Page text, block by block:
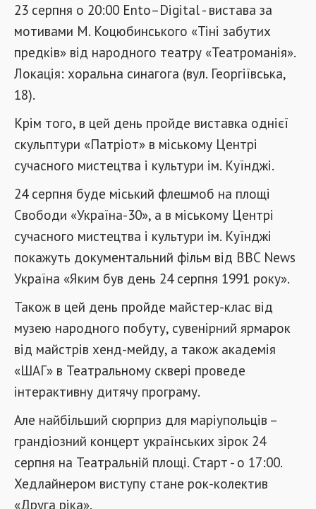
23 серпня о 20:00 Ento–Digital - вистава за
мотивами М. Коцюбинського «Тіні забутих
предків» від народного театру «Театроманія».
Локація: хоральна синагога (вул. Георгіївська,
18).
Крім того, в цей день пройде виставка однієї
скульптури «Патріот» в міському Центрі
сучасного мистецтва і культури ім. Куїнджі.
24 серпня буде міський флешмоб на площі
Свободи «Україна-30», а в міському Центрі
сучасного мистецтва і культури ім. Куїнджі
покажуть документальний фільм від BBC News
Україна «Яким був день 24 серпня 1991 року».
Також в цей день пройде майстер-клас від
музею народного побуту, сувенірний ярмарок
від майстрів хенд-мейду, а також академія
«ШАГ» в Театральному сквері проведе
інтерактивну дитячу програму.
Але найбільший сюрприз для маріупольців –
грандіозний концерт українських зірок 24
серпня на Театральній площі. Старт - о 17:00.
Хедлайнером виступу стане рок-колектив
«Друга ріка».